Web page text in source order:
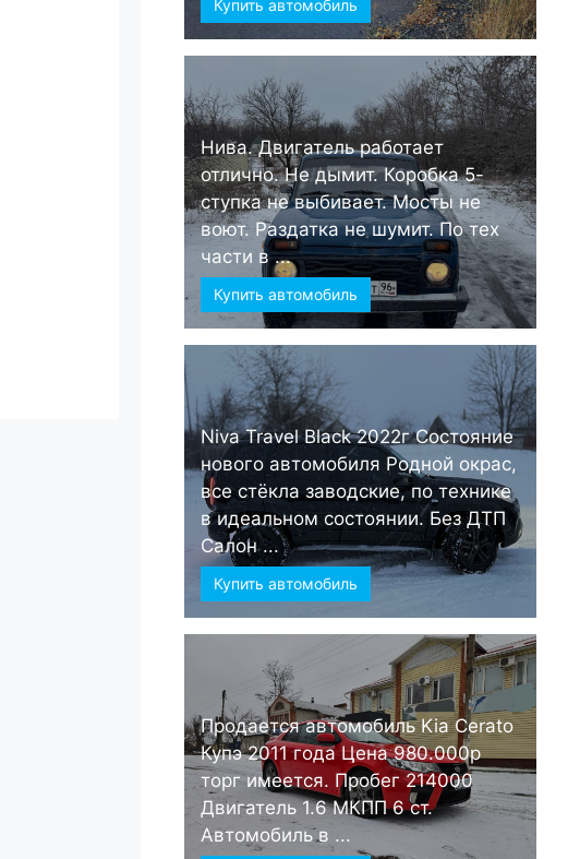
Купить автомобиль
Нива. Двигатель работает
отлично. Не дымит. Коробка 5-
ступка не выбивает. Мосты не
воют. Раздатка не шумит. По тех
части в ...
Купить автомобиль
Niva Travel Black 2022г Состояние
нового автомобиля Родной окрас,
все стёкла заводские, по технике
в идеальном состоянии. Без ДТП
Салон ...
Купить автомобиль
Продается автомобиль Kia Cerato
Купэ 2011 года Цена 980.000р
торг имеется. Пробег 214000
Двигатель 1.6 МКПП 6 ст.
Автомобиль в ...